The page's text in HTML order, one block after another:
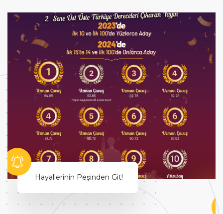
Hayallerinin Peşinden Git!